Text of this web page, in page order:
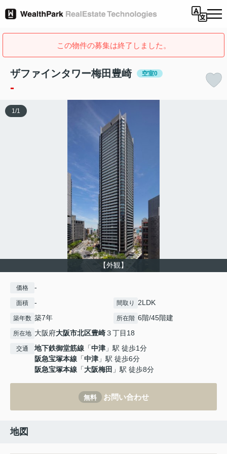
この物件の募集は終了しました。
ザファインタワー梅田豊崎 空室0
-
【外観】
1/1
価格 -
面積 - 間取り 2LDK
築年数 築7年 所在階 6階/45階建
所在地 大阪府大阪市北区豊崎３丁目18
交通 地下鉄御堂筋線 「中津 」駅 徒歩1分
阪急宝塚本線 「中津 」駅 徒歩6分
阪急宝塚本線 「大阪梅田 」駅 徒歩8分
無料 お問い合わせ
地図